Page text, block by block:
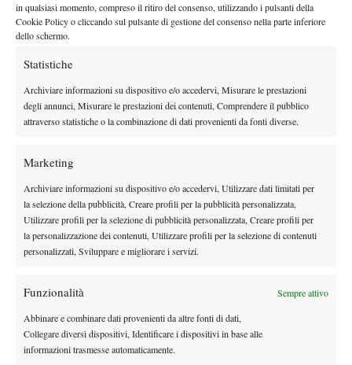
in qualsiasi momento, compreso il ritiro del consenso, utilizzando i pulsanti della
Cookie Policy o cliccando sul pulsante di gestione del consenso nella parte inferiore
dello schermo.
Statistiche
Archiviare informazioni su dispositivo e/o accedervi, Misurare le prestazioni
degli annunci, Misurare le prestazioni dei contenuti, Comprendere il pubblico
attraverso statistiche o la combinazione di dati provenienti da fonti diverse.
Marketing
Archiviare informazioni su dispositivo e/o accedervi, Utilizzare dati limitati per
la selezione della pubblicità, Creare profili per la pubblicità personalizzata,
Utilizzare profili per la selezione di pubblicità personalizzata, Creare profili per
la personalizzazione dei contenuti, Utilizzare profili per la selezione di contenuti
personalizzati, Sviluppare e migliorare i servizi.
Funzionalità Sempre attivo
Abbinare e combinare dati provenienti da altre fonti di dati,
Collegare diversi dispositivi, Identificare i dispositivi in base alle
informazioni trasmesse automaticamente.
campi anche da chi non è ispanico… serviva la capacità di
entrare deciso nel campo, la forza di togliere il tempo del gioco e
quindi un metro di campo ad un Roger stranamente difensivo e
Poi ovviamente Roger è Roger, con un cilindro infinitamente
ricco di magie e trucchi per far girare ogni partita contro ogni
fisica. Lo dimostra come sul 4 pari al primo, servizio Federer e 0-
poi risposte molto profonde, chiudendo il set con un parziale
sontuoso a suo favore. Il servizio ha sostenuto quindi Roger per
il resto della partita, e non c’è stato più niente da fare per
Andreas.
quest’occasione. Non credo che Seppi abbia tremato. E’ un
ragazzo sereno e maturo, e sa come si vincono grandi match
contro i grandi giocatori. Non dimentichiamo che in carriera
Andy ha battuto gente come Nadal, Murray, Berdych e altri big,